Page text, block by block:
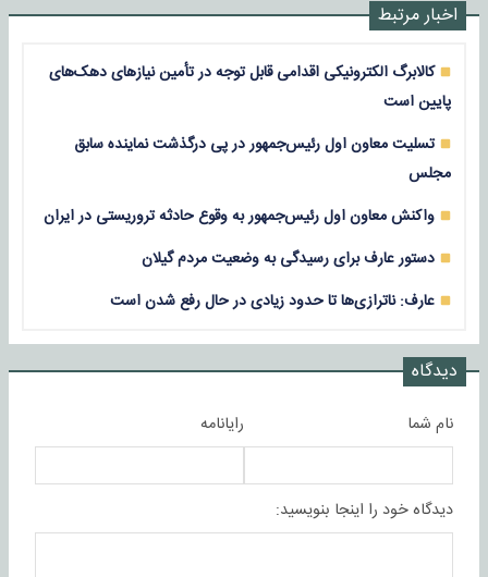
اخبار مرتبط
کالابرگ الکترونیکی اقدامی قابل توجه در تأمین نیاز‌های دهک‌های
پایین است
تسلیت معاون اول رئیس‌جمهور در پی درگذشت نماینده سابق
مجلس
واکنش معاون اول رئیس‌جمهور به وقوع حادثه تروریستی در ایران
دستور عارف برای رسیدگی به وضعیت مردم گیلان
عارف: ناترازی‌ها تا حدود زیادی‌ در حال رفع شدن است
دیدگاه
نام شما رایانامه
دیدگاه خود را اینجا بنویسید: